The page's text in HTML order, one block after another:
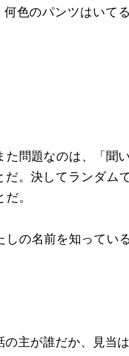
何色のパンツはいて
た問題なのは、「聞
だ。決してランダム
。
しの名前を知ってい
の主が誰だか、見当